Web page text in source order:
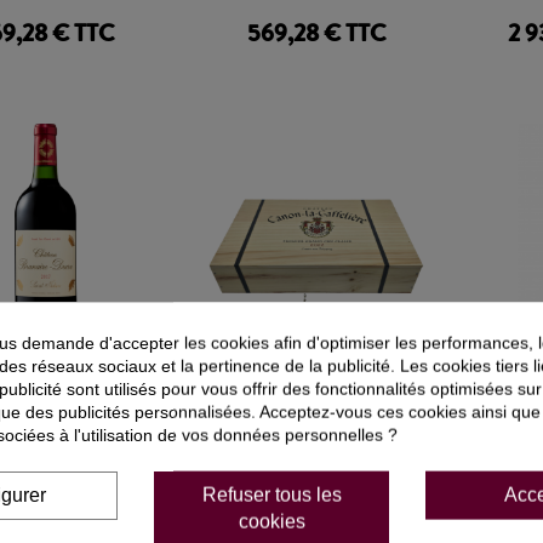
€ TTC 569,28 € TTC 2
BRANAIRE
2017
DE 75CL
CHATEAU CANON LA
GAFFELIERE 2022
SAINT EMILION GRAND CRU
PREMIER GRAND CRU
CLASSE
BOUTEILLE DE 75CL
demande d'accepter les cookies afin d'optimiser les performances,
réseaux sociaux et la pertinence de la publicité. Les cookies tiers
sont utilisés pour vous offrir des fonctionnalités optimisées
des publicités personnalisées. Acceptez-vous ces cookies ainsi
à l'utilisation de vos données personnelles ?
Refuser tous les
cookies